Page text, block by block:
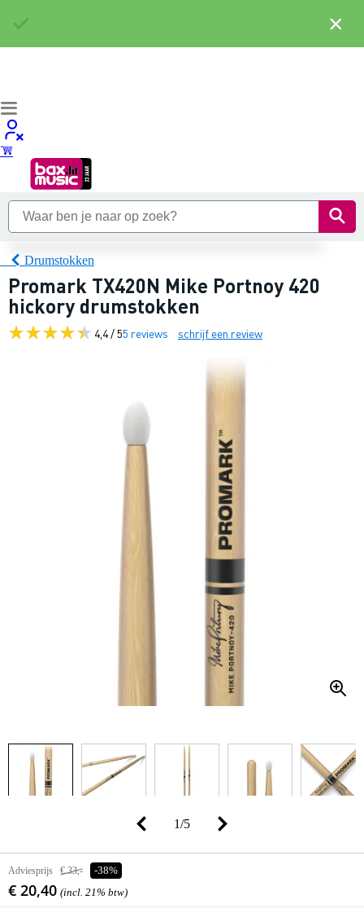
Drumstokken
Promark TX420N Mike Portnoy 420
hickory drumstokken
4,4 / 55 reviews schrijf een review
1/5
Adviesprijs € 33,- -38%
€ 20,40 (incl. 21% btw)
×